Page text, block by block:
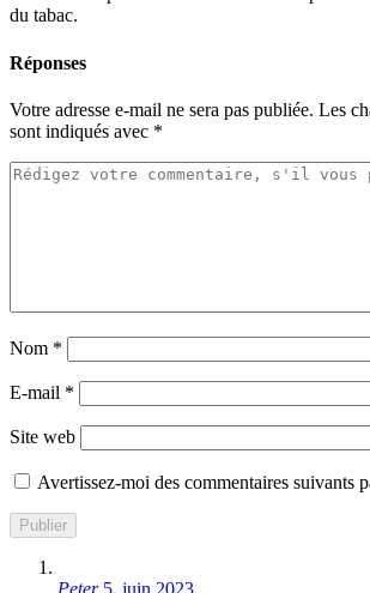
du tabac.
Réponses
Votre adresse e-mail ne sera pas publiée. Les
sont indiqués avec *
Nom *
E-mail *
Site web
Avertissez-moi des commentaires suivants
Peter 5. juin 2023